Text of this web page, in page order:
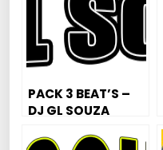
PACK 3 BEAT’S –
DJ GL SOUZA